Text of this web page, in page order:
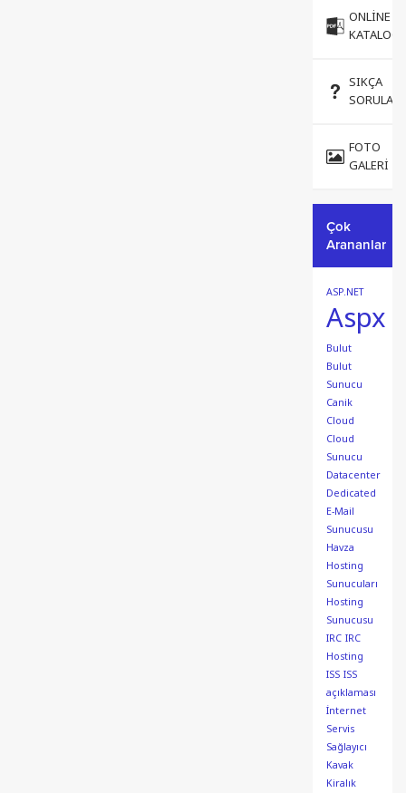
ONLINE
KATALOG
SIKÇA
FOTO
GALERI
Çok
Arananlar
ASP.NET
Aspx
Bulut
Bulut
Sunucu
Canik
Cloud
Cloud
Sunucu
Datacenter
Dedicated
E-Mail
Sunucusu
Havza
Hosting
Sunucuları
Hosting
Sunucusu
IRC IRC
Hosting
ISS ISS
açıklaması
İnternet
Servis
Sağlayıcı
Kavak
Kiralık